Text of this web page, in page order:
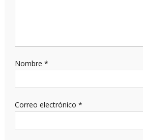
Nombre *
Correo electrónico *